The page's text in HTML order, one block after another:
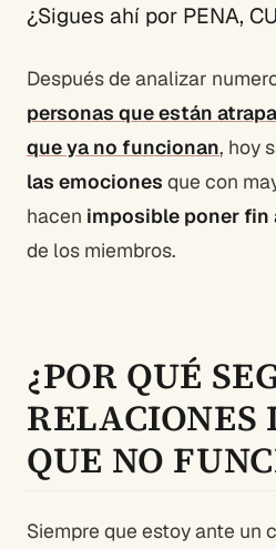
¿Sigues ahí por PENA,
Después de analizar
personas que están
que ya no funcionan, hoy
las emociones que con
hacen imposible poner fin
de los miembros.
¿POR QUÉ
RELACIONES
QUE NO
Siempre que estoy ante un